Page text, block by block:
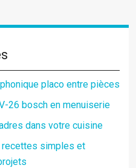
placo entre pièces
26 bosch en menuiserie
dans votre cuisine
recettes simples et